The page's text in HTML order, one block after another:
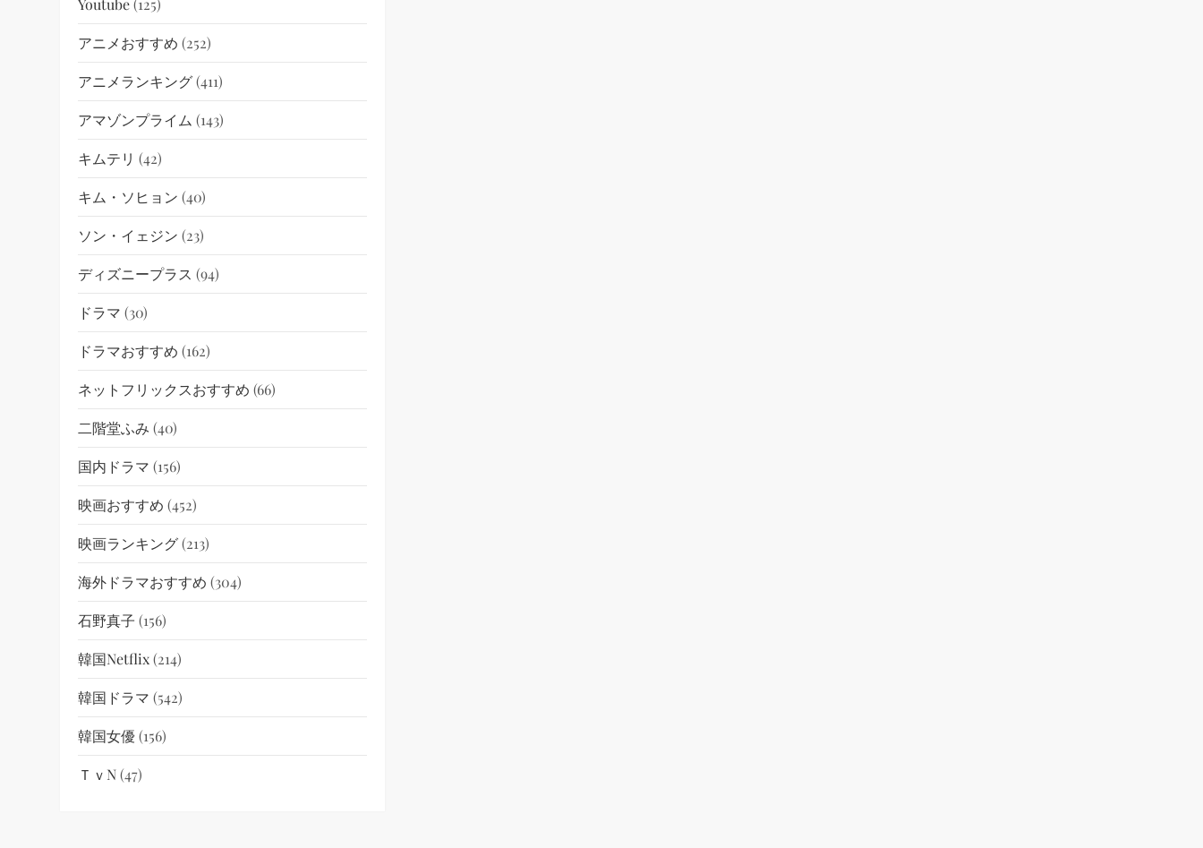
Youtube(125)
アニメおすすめ (252)
アニメランキング(411)
アマゾンプライム (143)
キムテリ (42)
キム・ソヒョン (40)
ソン・イェジン (23)
ディズニープラス (94)
ドラマ (30)
ドラマおすすめ (162)
ネットフリックスおすすめ (66)
二階堂ふみ (40)
国内ドラマ (156)
映画おすすめ (452)
映画ランキング(213)
海外ドラマおすすめ (304)
石野真子 (156)
韓国netflix(214)
韓国ドラマ (542)
韓国女優(156)
ＴｖN(47)